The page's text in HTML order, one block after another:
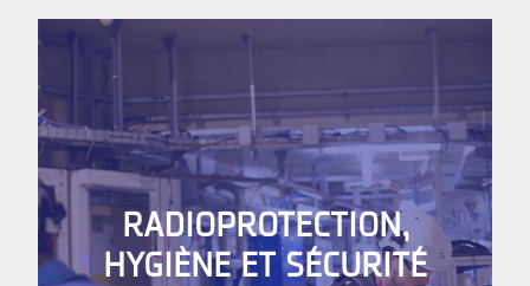
RADIOPROTECTION,
HYGIÈNE ET SÉCURITÉ